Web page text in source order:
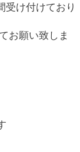
受け付けており
お願い致しま